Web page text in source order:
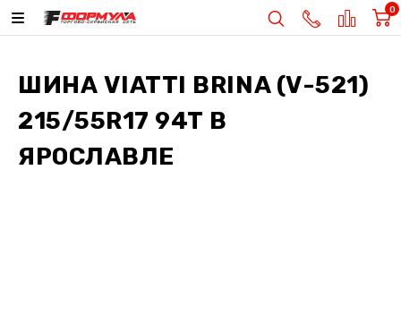
0
ШИНА VIATTI BRINA (V-521)
215/55R17 94T В
ЯРОСЛАВЛЕ